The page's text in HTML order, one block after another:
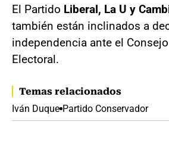
El Partido Liberal, La U y
también están inclinados a
independencia ante el
Electoral.
Temas relacionados
Iván Duque Partido Conservador